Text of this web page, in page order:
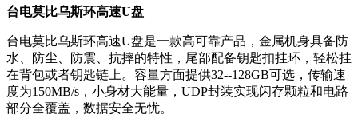
台电莫比乌斯环高速U盘
台电莫比乌斯环高速U盘是一款高可靠产品，金属机身具备防
水、防尘、防震、抗摔的特性，尾部配备钥匙扣挂环，轻松挂
在背包或者钥匙链上。容量方面提供32--128GB可选，传输速
度为150MB/s，小身材大能量，UDP封装实现闪存颗粒和电路
部分全覆盖，数据安全无忧。